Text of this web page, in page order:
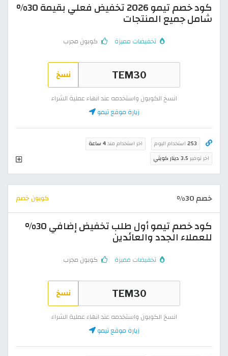
كود خصم تيمو 2026 تخفيض فعلي بقيمة 30%
شامل جميع المنتجات
تخفيضات مميزة كوبون مجرب
نسخ
انسخ الكوبون واستخدمه عند انهاء عملية الشراء
زيارة موقع تيمو
253 استخدام اليوم اخر استخدام منذ4 ساعة
اخر توفير 3.5 دينار كويتي
خصم 30% كوبون خصم
كود خصم تيمو أول طلب تخفيض إضافي 30%
للعملاء الجدد والعائدين
تخفيضات مميزة كوبون مجرب
نسخ
انسخ الكوبون واستخدمه عند انهاء عملية الشراء
زيارة موقع تيمو